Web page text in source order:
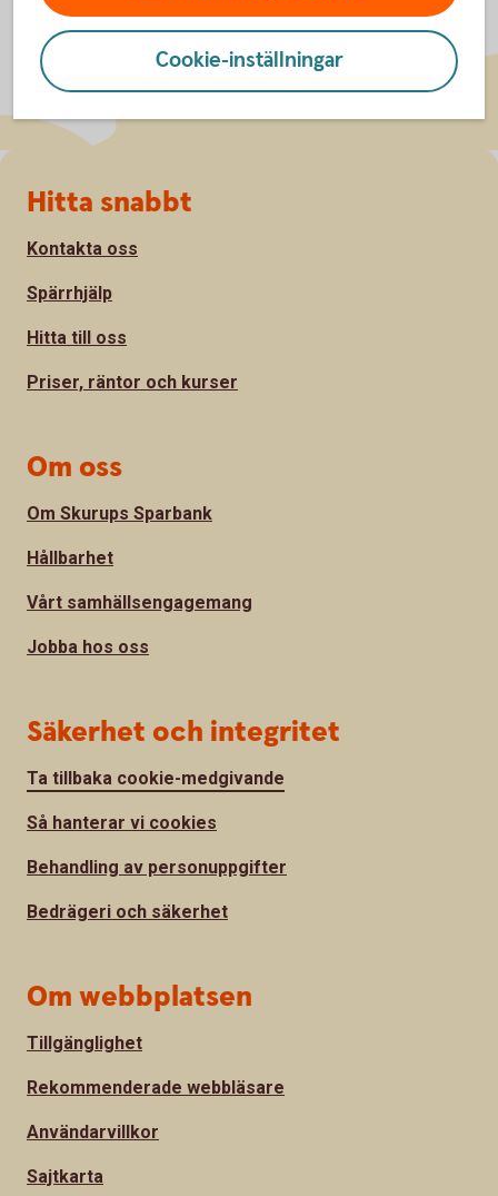
Cookie-inställningar
Sidfot
Hitta snabbt
Kontakta oss
Spärrhjälp
Hitta till oss
Priser, räntor och kurser
Om oss
Om Skurups Sparbank
Hållbarhet
Vårt samhällsengagemang
Jobba hos oss
Säkerhet och integritet
Ta tillbaka cookie-medgivande
Så hanterar vi cookies
Behandling av personuppgifter
Bedrägeri och säkerhet
Om webbplatsen
Tillgänglighet
Rekommenderade webbläsare
Användarvillkor
Sajtkarta